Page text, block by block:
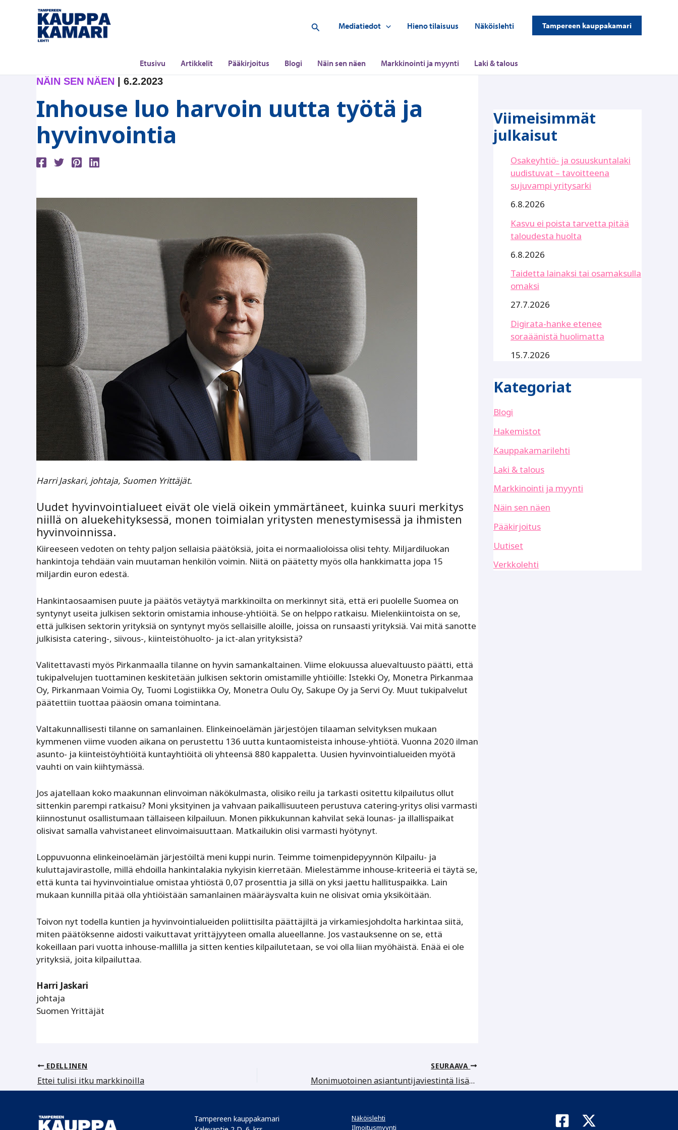
Hae Mediatiedot Hieno tilaisuus Näköislehti Tampereen kauppakamari
Etusivu Artikkelit Pääkirjoitus Blogi Näin sen näen Markkinointi ja myynti Laki & talous
NÄIN SEN NÄEN | 6.2.2023
Inhouse luo harvoin uutta työtä ja
hyvinvointia
Harri Jaskari, johtaja, Suomen Yrittäjät.
Uudet hyvinvointialueet eivät ole vielä oikein ymmärtäneet, kuinka suuri merkitys
niillä on aluekehityksessä, monen toimialan yritysten menestymisessä ja ihmisten
hyvinvoinnissa.
Kiireeseen vedoten on tehty paljon sellaisia päätöksiä, joita ei normaalioloissa olisi tehty. Miljardiluokan
hankintoja tehdään vain muutaman henkilön voimin. Niitä on päätetty myös olla hankkimatta jopa 15
miljardin euron ­edestä.
Hankintaosaamisen puute ja päätös vetäytyä markkinoilta on merkinnyt ­sitä, että eri puolelle Suomea on
syntynyt useita julkisen sektorin omistamia i­nhouse-yhtiöitä. Se on helppo ratkaisu. Mielenkiintoista on se,
että julkisen sektorin yrityksiä on syntynyt myös sellaisille aloille, joissa on runsaasti yrityksiä. Vai mitä sanotte
julkisista catering-, siivous-, kiinteistöhuolto- ja ict-alan ­yrityksistä?
Valitettavasti myös Pirkanmaalla tilanne on hyvin samankaltainen. Viime elokuussa aluevaltuusto päätti, että
tukipalvelujen tuottaminen keskitetään ­julkisen sektorin omistamille yhtiöille: Istekki Oy, Monetra Pirkanmaa
Oy, ­Pirkanmaan Voimia Oy, Tuomi Logistiikka Oy, Monetra Oulu Oy, Sakupe Oy ja Servi Oy. Muut tukipalvelut
päätettiin tuottaa pääosin omana toimintana.
Valtakunnallisesti tilanne on samanlainen. Elinkeinoelämän järjestöjen tilaaman selvityksen mukaan
kymmenen viime vuoden aikana on perustettu 136 uutta kuntaomisteista inhouse-yhtiötä. Vuonna 2020 ilman
asunto- ja kiinteistöyhtiöitä kuntayhtiöitä oli yhteensä 880 kappaletta. Uusien hyvinvointi­alueiden myötä
vauhti on vain kiihtymässä.
Jos ajatellaan koko maakunnan elinvoiman näkökulmasta, olisiko reilu ja tarkasti ositettu kilpailutus ollut
sittenkin parempi ratkaisu? Moni yksityinen ja vahvaan paikallisuuteen perustuva catering-yritys olisi varmasti
kiinnostunut osallistumaan tällaiseen kilpailuun. Monen pikkukunnan kahvilat sekä lounas- ja illallispaikat
olisivat samalla vahvistaneet elinvoimaisuuttaan. Matkailukin ­olisi varmasti hyötynyt.
Loppuvuonna elinkeinoelämän järjestöiltä meni kuppi nurin. Teimme toimenpidepyynnön Kilpailu- ja
kuluttajavirastolle, millä ehdoilla hankintalakia nykyisin kierretään. Mielestämme inhouse-kriteeriä ei täytä se,
että kunta tai hyvinvointialue omistaa yhtiöstä 0,07 prosenttia ja sillä on yksi jaettu hallituspaikka. Lain
mukaan kunnilla pitää olla yhtiöistään samanlainen määräysvalta kuin ne olisivat omia yksiköitään.
Toivon nyt todella kuntien ja hyvinvointialueiden poliittisilta päättäjiltä ja virkamiesjohdolta harkintaa siitä,
miten päätöksenne aidosti vaikuttavat yrittäjyyteen omalla alueellanne. Jos vastauksenne on se, että
kokeillaan pari vuotta ­inhouse-mallilla ja sitten kenties kilpailutetaan, se voi olla liian myöhäistä. ­Enää ei ole
yrityksiä, joita kilpailuttaa.
Harri Jaskari
johtaja
Suomen Yrittäjät
EDELLINEN
Ettei tulisi itku markkinoilla
SEURAAVA
Monimuotoinen asiantuntijaviestintä ​​​​​​​lisää luottoa tulevaan
Viimeisimmät
julkaisut
Osakeyhtiö- ja osuuskuntalaki
uudistuvat – tavoitteena
sujuvampi yritysarki
6.8.2026
Kasvu ei poista tarvetta pitää
taloudesta huolta
6.8.2026
Taidetta lainaksi tai osamaksulla
omaksi
27.7.2026
Digirata-hanke etenee
soraäänistä huolimatta
15.7.2026
Kategoriat
Blogi
Hakemistot
Kauppakamarilehti
Laki & talous
Markkinointi ja myynti
Näin sen näen
Pääkirjoitus
Uutiset
Verkkolehti
Tampereen kauppakamari
Näköislehti
Ilmoitusmyynti